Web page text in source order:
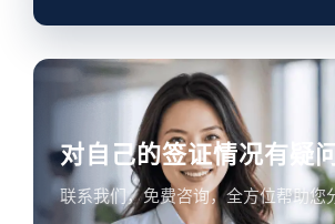
对自己的签证情况有疑问
联系我们，免费咨询，全方位帮助您